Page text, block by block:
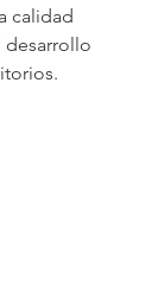
calidad
desarrollo